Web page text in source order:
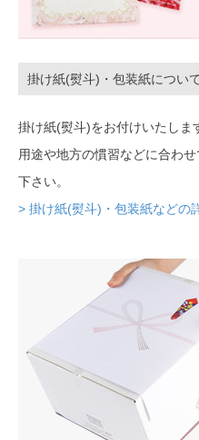
掛け紙(熨斗)・包装紙について
掛け紙(熨斗)をお付けいたしま
用途や地方の慣習などに合わ
下さい。
> 掛け紙(熨斗)・包装紙などの